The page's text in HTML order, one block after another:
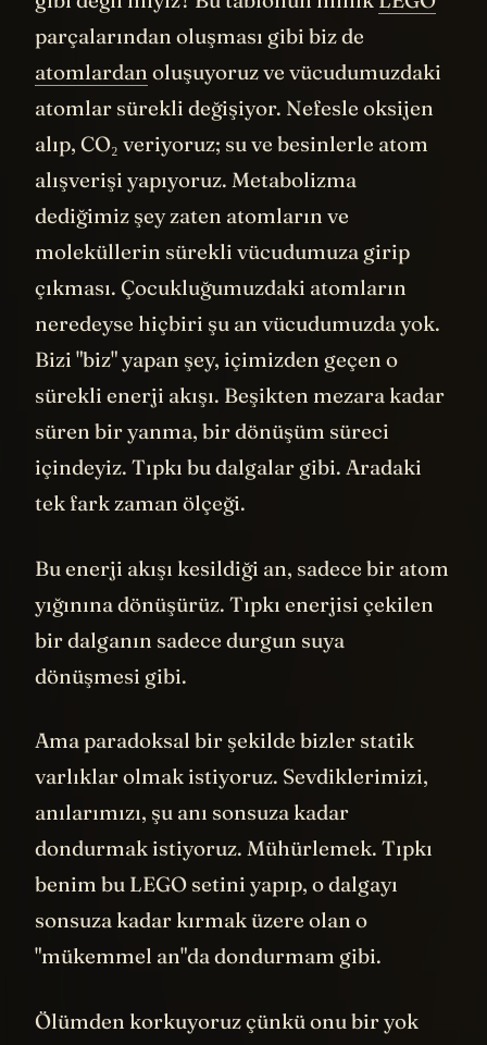
parçalarından oluşması gibi biz de
atomlardan oluşuyoruz ve vücudumuzdaki
atomlar sürekli değişiyor. Nefesle oksijen
alıp, CO₂ veriyoruz; su ve besinlerle atom
alışverişi yapıyoruz. Metabolizma
dediğimiz şey zaten atomların ve
moleküllerin sürekli vücudumuza girip
çıkması. Çocukluğumuzdaki atomların
neredeyse hiçbiri şu an vücudumuzda yok.
Bizi "biz" yapan şey, içimizden geçen o
sürekli enerji akışı. Beşikten mezara kadar
süren bir yanma, bir dönüşüm süreci
içindeyiz. Tıpkı bu dalgalar gibi. Aradaki
tek fark zaman ölçeği.
Bu enerji akışı kesildiği an, sadece bir atom
yığınına dönüşürüz. Tıpkı enerjisi çekilen
bir dalganın sadece durgun suya
dönüşmesi gibi.
Ama paradoksal bir şekilde bizler statik
varlıklar olmak istiyoruz. Sevdiklerimizi,
anılarımızı, şu anı sonsuza kadar
dondurmak istiyoruz. Mühürlemek. Tıpkı
benim bu LEGO setini yapıp, o dalgayı
sonsuza kadar kırmak üzere olan o
"mükemmel an"da dondurmam gibi.
Ölümden korkuyoruz çünkü onu bir yok